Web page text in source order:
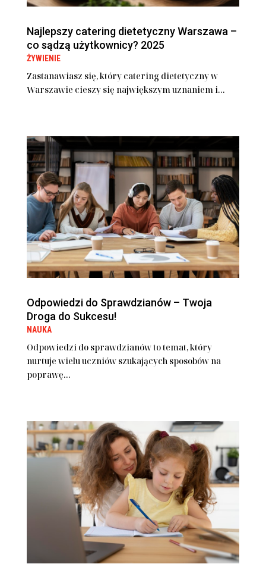
Najlepszy catering dietetyczny Warszawa –
co sądzą użytkownicy? 2025
ŻYWIENIE
Zastanawiasz się, który catering dietetyczny w
Warszawie cieszy się największym uznaniem i...
Odpowiedzi do Sprawdzianów – Twoja
Droga do Sukcesu!
NAUKA
Odpowiedzi do sprawdzianów to temat, który
nurtuje wielu uczniów szukających sposobów na
poprawę...